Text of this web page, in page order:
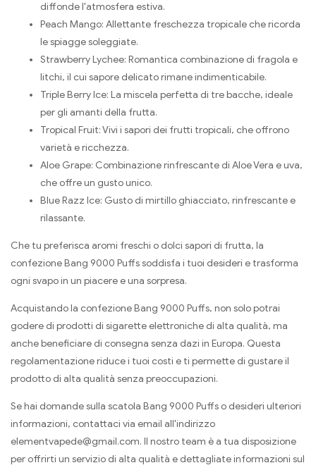
diffonde l'atmosfera estiva.
Peach Mango: Allettante freschezza tropicale che ricorda
le spiagge soleggiate.
Strawberry Lychee: Romantica combinazione di fragola e
litchi, il cui sapore delicato rimane indimenticabile.
Triple Berry Ice: La miscela perfetta di tre bacche, ideale
per gli amanti della frutta.
Tropical Fruit: Vivi i sapori dei frutti tropicali, che offrono
varietà e ricchezza.
Aloe Grape: Combinazione rinfrescante di Aloe Vera e uva,
che offre un gusto unico.
Blue Razz Ice: Gusto di mirtillo ghiacciato, rinfrescante e
rilassante.
Che tu preferisca aromi freschi o dolci sapori di frutta, la
confezione Bang 9000 Puffs soddisfa i tuoi desideri e trasforma
ogni svapo in un piacere e una sorpresa.
Acquistando la confezione Bang 9000 Puffs, non solo potrai
godere di prodotti di sigarette elettroniche di alta qualità, ma
anche beneficiare di consegna senza dazi in Europa. Questa
regolamentazione riduce i tuoi costi e ti permette di gustare il
prodotto di alta qualità senza preoccupazioni.
Se hai domande sulla scatola Bang 9000 Puffs o desideri ulteriori
informazioni, contattaci via email all'indirizzo
elementvapede@gmail.com. Il nostro team è a tua disposizione
per offrirti un servizio di alta qualità e dettagliate informazioni sul